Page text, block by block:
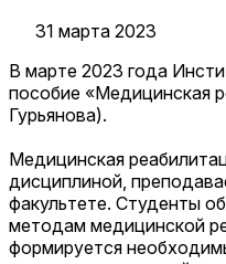
31 марта 2023
В марте 2023 года
пособие «Медицинская
Гурьянова).
Медицинская
дисциплиной,
факультете. Студенты
методам медицинской
формируется